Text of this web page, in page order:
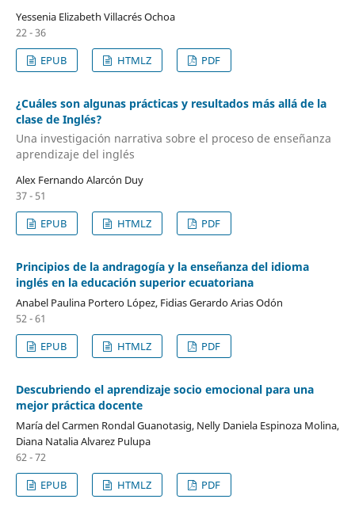
Yessenia Elizabeth Villacrés Ochoa
22 - 36
EPUB
HTMLZ PDF
¿Cuáles son algunas prácticas y resultados más allá de la
clase de Inglés?
Una investigación narrativa sobre el proceso de enseñanza
aprendizaje del inglés
Alex Fernando Alarcón Duy
37 - 51
EPUB
HTMLZ PDF
Principios de la andragogía y la enseñanza del idioma
inglés en la educación superior ecuatoriana
Anabel Paulina Portero López, Fidias Gerardo Arias Odón
52 - 61
EPUB
HTMLZ PDF
Descubriendo el aprendizaje socio emocional para una
mejor práctica docente
María del Carmen Rondal Guanotasig, Nelly Daniela Espinoza Molina,
Diana Natalia Alvarez Pulupa
62 - 72
EPUB
HTMLZ PDF